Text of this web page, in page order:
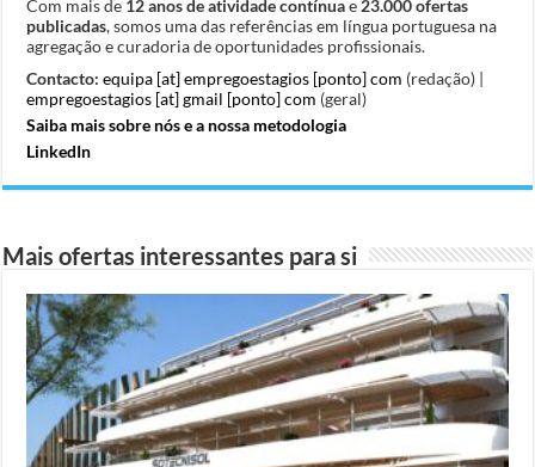
Com mais de 12 anos de atividade contínuae 23.000 ofertas
publicadas, somos uma das referências em língua portuguesa na
agregação e curadoria de oportunidades profissionais.
Contacto: equipa [at] empregoestagios [ponto] com (redação) |
empregoestagios [at] gmail [ponto] com (geral)
Saiba mais sobre nós e a nossa metodologia
LinkedIn
Mais ofertas interessantes para si